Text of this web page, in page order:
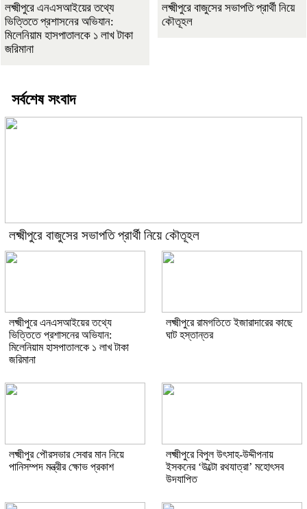
লক্ষ্মীপুরে এনএসআইয়ের তথ্যে
ভিত্তিতে প্রশাসনের অভিযান:
মিলেনিয়াম হাসপাতালকে ১ লাখ টাকা
জরিমানা
লক্ষ্মীপুরে বাজুসের সভাপতি প্রার্থী নিয়ে
কৌতূহল
সর্বশেষ সংবাদ
লক্ষ্মীপুরে বাজুসের সভাপতি প্রার্থী নিয়ে কৌতূহল
লক্ষ্মীপুরে এনএসআইয়ের তথ্যে
ভিত্তিতে প্রশাসনের অভিযান:
মিলেনিয়াম হাসপাতালকে ১ লাখ টাকা
জরিমানা
লক্ষ্মীপুরে রামগতিতে ইজারাদারের কাছে
ঘাট হস্তান্তর
লক্ষ্মীপুর পৌরসভার সেবার মান নিয়ে
পানিসম্পদ মন্ত্রীর ক্ষোভ প্রকাশ
লক্ষ্মীপুরে বিপুল উৎসাহ-উদ্দীপনায়
ইসকনের ‘উল্টো রথযাত্রা’ মহোৎসব
উদযাপিত